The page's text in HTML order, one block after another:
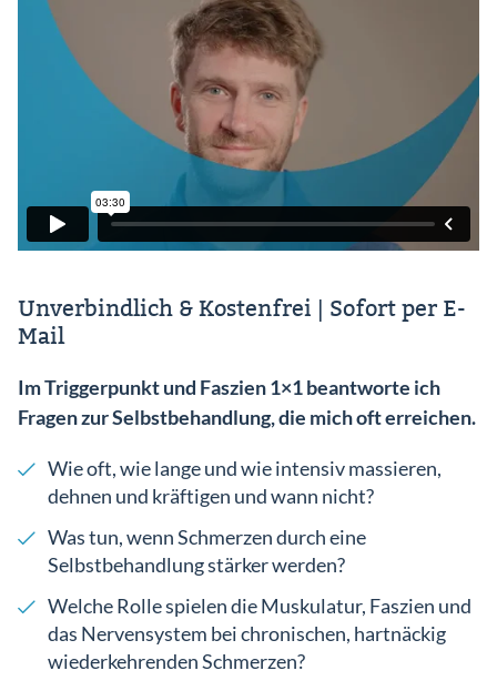
Unverbindlich & Kostenfrei | Sofort per E-
Mail
Im Triggerpunkt und Faszien 1×1 beantworte ich
Fragen zur Selbstbehandlung, die mich oft erreichen.
Wie oft, wie lange und wie intensiv massieren,
dehnen und kräftigen und wann nicht?
Was tun, wenn Schmerzen durch eine
Selbstbehandlung stärker werden?
Welche Rolle spielen die Muskulatur, Faszien und
das Nervensystem bei chronischen, hartnäckig
wiederkehrenden Schmerzen?